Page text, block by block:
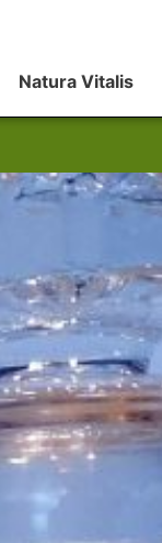
Natura Vitalis